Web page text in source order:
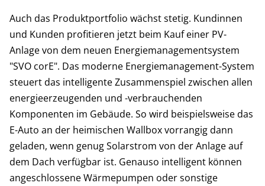
Auch das Produktportfolio wächst stetig. Kundinnen
und Kunden profitieren jetzt beim Kauf einer PV-
Anlage von dem neuen Energiemanagementsystem
"SVO corE". Das moderne Energiemanagement-System
steuert das intelligente Zusammenspiel zwischen allen
energieerzeugenden und -verbrauchenden
Komponenten im Gebäude. So wird beispielsweise das
E-Auto an der heimischen Wallbox vorrangig dann
geladen, wenn genug Solarstrom von der Anlage auf
dem Dach verfügbar ist. Genauso intelligent können
angeschlossene Wärmepumpen oder sonstige